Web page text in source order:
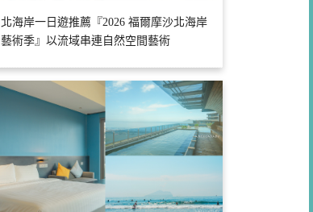
北海岸一日遊推薦『2026 福爾摩沙北海岸
藝術季』以流域串連自然空間藝術